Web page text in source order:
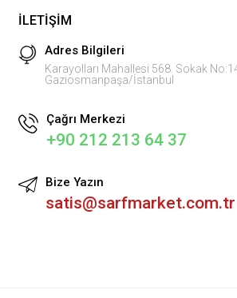
İLETIŞIM
Adres Bilgileri
Karayolları Mahallesi 568. Sokak
Gaziosmanpaşa/İstanbul
Çağrı Merkezi
+90 212 213 64 37
Bize Yazın
satis@sarfmarket.com.tr